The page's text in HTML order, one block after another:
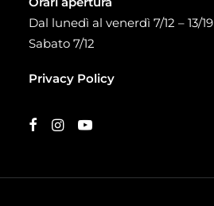
Dal lunedì al venerdì 7/12 – 13/19
Sabato 7/12
Privacy Policy